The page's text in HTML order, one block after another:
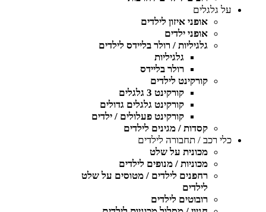
על גלגלים
אופני איזון לילדים
אופני ילדים
גלגיליות / רולר בליידס לילדים
גלגיליות
רולר בליידס
קורקינט לילדים
קורקינט 3 גלגלים
קורקינט גלגלים גדולים
קורקינט פעלולים / ילדים
קסדות / מגינים לילדים
כלי רכב / תחבורה לילדים
מכונית על שלט
מכוניות / מנופים לילדים
רחפנים לילדים / מטוסים על שלט
לילדים
רובוטים לילדים